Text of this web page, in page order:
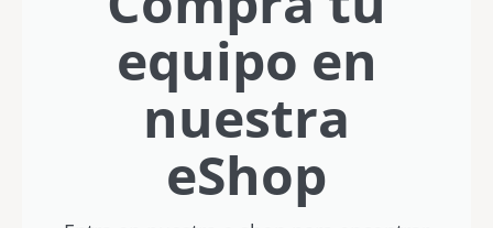
equipo en
nuestra
eShop